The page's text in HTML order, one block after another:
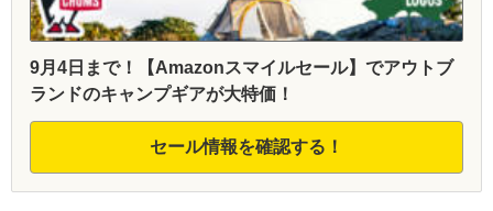
9月4日まで！【Amazonスマイルセール】でアウトブ
ランドのキャンプギアが大特価！
セール情報を確認する！